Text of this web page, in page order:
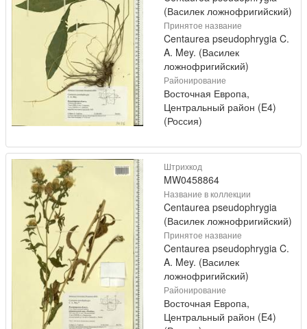
(Василек ложнофригийский)
Принятое название
Centaurea pseudophrygia C.
A. Mey. (Василек
ложнофригийский)
Районирование
Восточная Европа,
Центральный район (E4)
(Россия)
Штрихкод
MW0458864
Название в коллекции
Centaurea pseudophrygia
(Василек ложнофригийский)
Принятое название
Centaurea pseudophrygia C.
A. Mey. (Василек
ложнофригийский)
Районирование
Восточная Европа,
Центральный район (E4)